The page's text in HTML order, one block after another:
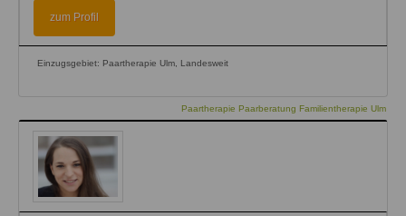
zum Profil
Einzugsgebiet: Paartherapie Ulm, Landesweit
Paartherapie Paarberatung Familientherapie Ulm